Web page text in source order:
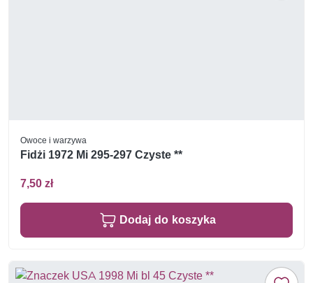
Owoce i warzywa
Fidżi 1972 Mi 295-297 Czyste **
7,50 zł
Dodaj do koszyka